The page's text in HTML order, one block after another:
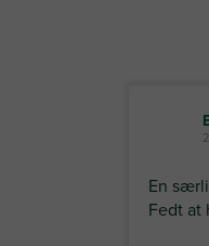
En
Fedt at